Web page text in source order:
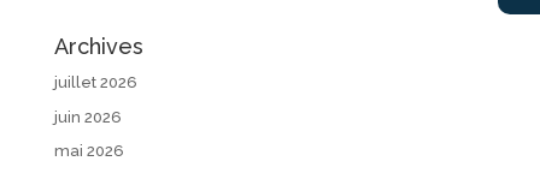
Archives
juillet 2026
juin 2026
mai 2026